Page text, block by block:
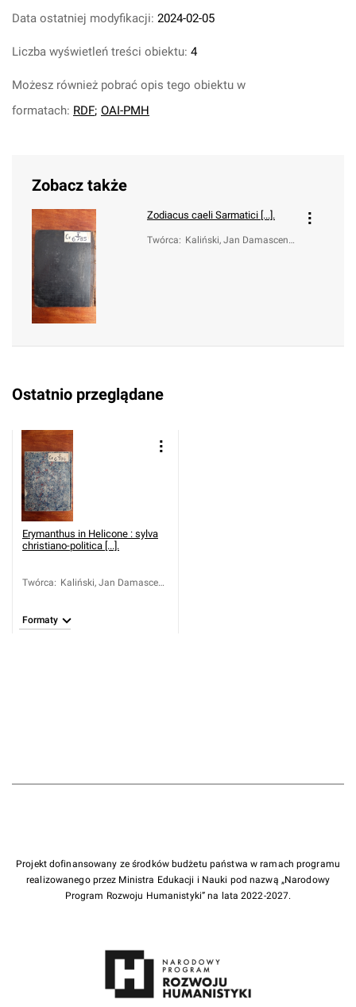
Data ostatniej modyfikacji: 2024-02-05
Liczba wyświetleń treści obiektu: 4
Możesz również pobrać opis tego obiektu w
formatach: RDF; OAI-PMH
Zobacz także
Zodiacus caeli Sarmatici [...].
Twórca: Kaliński, Jan Damascen
Ostatnio przeglądane
Erymanthus in Helicone : sylva
christiano-politica [...].
Twórca: Kaliński, Jan Damascen
Formaty
Projekt dofinansowany ze środków budżetu państwa w ramach programu
realizowanego przez Ministra Edukacji i Nauki pod nazwą „Narodowy
Program Rozwoju Humanistyki” na lata 2022-2027.